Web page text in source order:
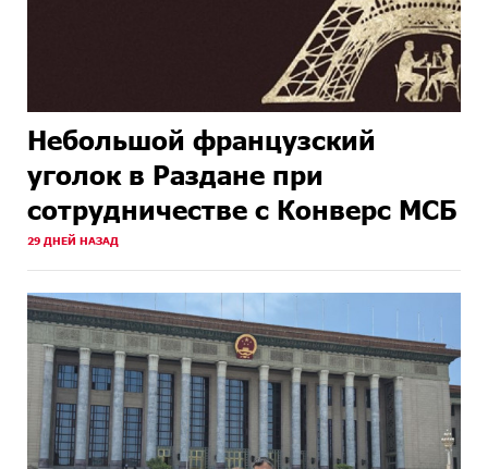
Небольшой французский
уголок в Раздане при
сотрудничестве с Конверс МСБ
29 ДНЕЙ НАЗАД